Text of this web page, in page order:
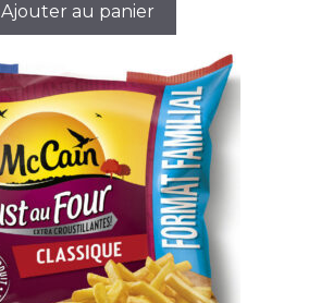
Ajouter au panier